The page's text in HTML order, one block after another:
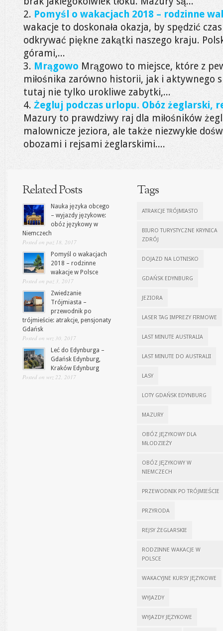
Pomyśl o wakacjach 2018 – rodzinne
wakacje to doskonała okazja, by spędzić
odkrywać piękne zakątki naszego kraju.
górami,...
Mrągowo Mrągowo to miejsce, które z
miłośnika zarówno historii, jak i aktywnego
tutaj nie tylko urokliwe zabytki,...
Żegluj podczas urlopu. Obóz żeglarski,
Mazury to prawdziwy raj dla miłośników
malownicze jeziora, ale także niezwykłe
obozami i rejsami żeglarskimi....
Related Posts
Nauka języka obcego
– wyjazdy językowe:
obóz językowy w
Niemczech
Posted on paź 18, 2017
Pomyśl o wakacjach
2018 – rodzinne
wakacje w Polsce
Posted on paź 3, 2017
Zwiedzanie
Trójmiasta –
przewodnik po
trójmieście: atrakcje, pensjonaty
Gdańsk
Posted on wrz 30, 2017
Leć do Edynburga –
Gdańsk Edynburg,
Kraków Edynburg
Posted on wrz 22, 2017
Tags
ATRAKCJE TRÓJMIASTO
BIURO TURYSTYCZNE KRYNICA
ZDRÓJ
DOJAZD NA LOTNISKO
GDAŃSK EDYNBURG
JEZIORA
LASER TAG IMPREZY FIRMOWE
LAST MINUTE AUSTRALIA
LAST MINUTE DO AUSTRALII
LASY
LOTY GDAŃSK EDYNBURG
MAZURY
OBÓZ JĘZYKOWY DLA
MŁODZIEŻY
OBÓZ JĘZYKOWY W
NIEMCZECH
PRZEWODNIK PO TRÓJMIEŚCIE
PRZYRODA
REJSY ŻEGLARSKIE
RODZINNE WAKACJE W
POLSCE
WAKACYJNE KURSY JĘZYKOWE
WYJAZDY
WYJAZDY JĘZYKOWE